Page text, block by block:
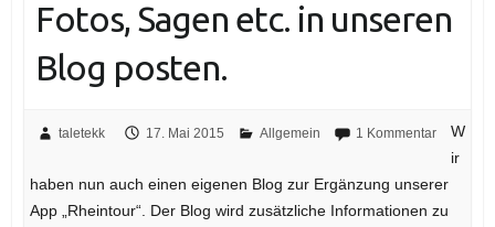
Fotos, Sagen etc. in unseren
Blog posten.
taletekk 17. Mai 2015 Allgemein 1 Kommentar
W
ir
haben nun auch einen eigenen Blog zur Ergänzung unserer
App „Rheintour“. Der Blog wird zusätzliche Informationen zu